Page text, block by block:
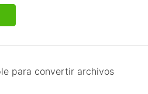
para convertir archivos